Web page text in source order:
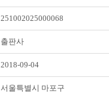
251002025000068
출판사
2018-09-04
서울특별시 마포구